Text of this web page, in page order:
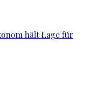
hält Lage für